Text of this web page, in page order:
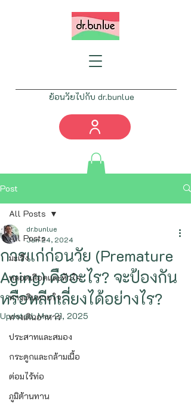
ย้อนวัยไปกับ dr.bunlue
info@drbunlue.com
Post
All Posts
มะเร็ง
หลอดเลือดและหัวใจ
ทางเดินหายใจ
ทางเดินอาหาร
ประสาทและสมอง
กระดูกและกล้ามเนื้อ
ต่อมไร้ท่อ
ภูมิต้านทาน
All Posts
การแก่ก่อนวัย (Premature
Aging) คืออะไร? จะป้องกัน
หรือหลีกเลี่ยงได้อย่างไร?
dr.bunlue
Jan 24, 2024
Updated:Mar 21, 2025